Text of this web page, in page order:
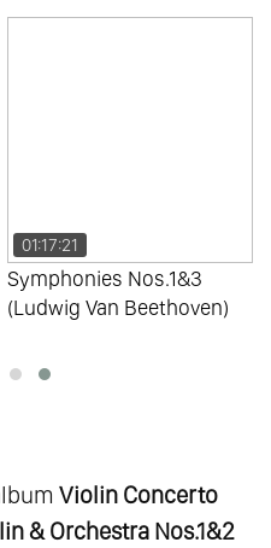
Furtwagler
01:17:21
Symphonies Nos.1&3
(Ludwig Van Beethoven)
Violin Concerto
& Orchestra Nos.1&2